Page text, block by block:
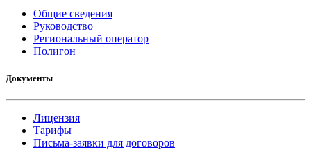
Общие сведения
Руководство
Региональный оператор
Полигон
Документы
Лицензия
Тарифы
Письма-заявки для договоров